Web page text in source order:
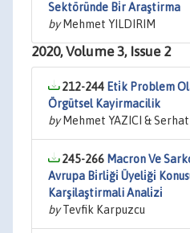
Sektöründe Bi̇r Araştirma
byMehmet YILDIRIM
2020, Volume 3, Issue 2
212-244 Eti̇k Problem
Örgütsel Kayirmacilik
byMehmet YAZICI & Serhat
245-266 Macron Ve
Avrupa Bi̇rli̇ği̇ Üyeli̇ği̇
Karşilaştirmali Anali̇zi̇
byTevfik Karpuzcu